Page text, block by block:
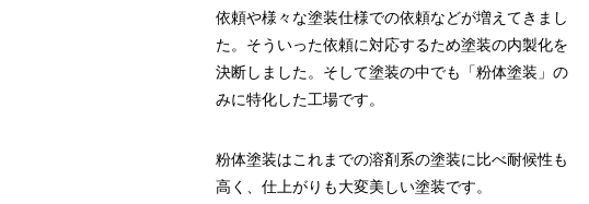
依頼や様々な塗装仕様での依頼などが増えてきまし
た。そういった依頼に対応するため塗装の内製化を
決断しました。そして塗装の中でも「粉体塗装」の
みに特化した工場です。
粉体塗装はこれまでの溶剤系の塗装に比べ耐候性も
高く、仕上がりも大変美しい塗装です。